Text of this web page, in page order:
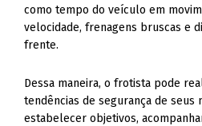
como tempo do veículo em
velocidade, frenagens bruscas e
frente.
Dessa maneira, o frotista pode
tendências de segurança de seus
estabelecer objetivos,